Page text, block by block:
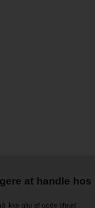
at handle hos
ikke glip af gode tilbud